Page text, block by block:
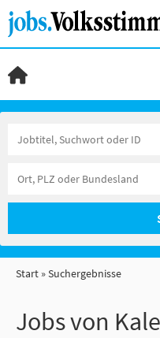
Start Suchergebnisse
Jobs von